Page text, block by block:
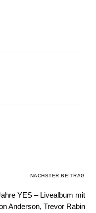
NÄCHSTER BEITRAG
YES – Livealbum mit
Anderson, Trevor Rabin